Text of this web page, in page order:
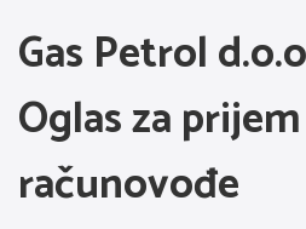
Gas Petrol
Oglas za prijem
računovođe